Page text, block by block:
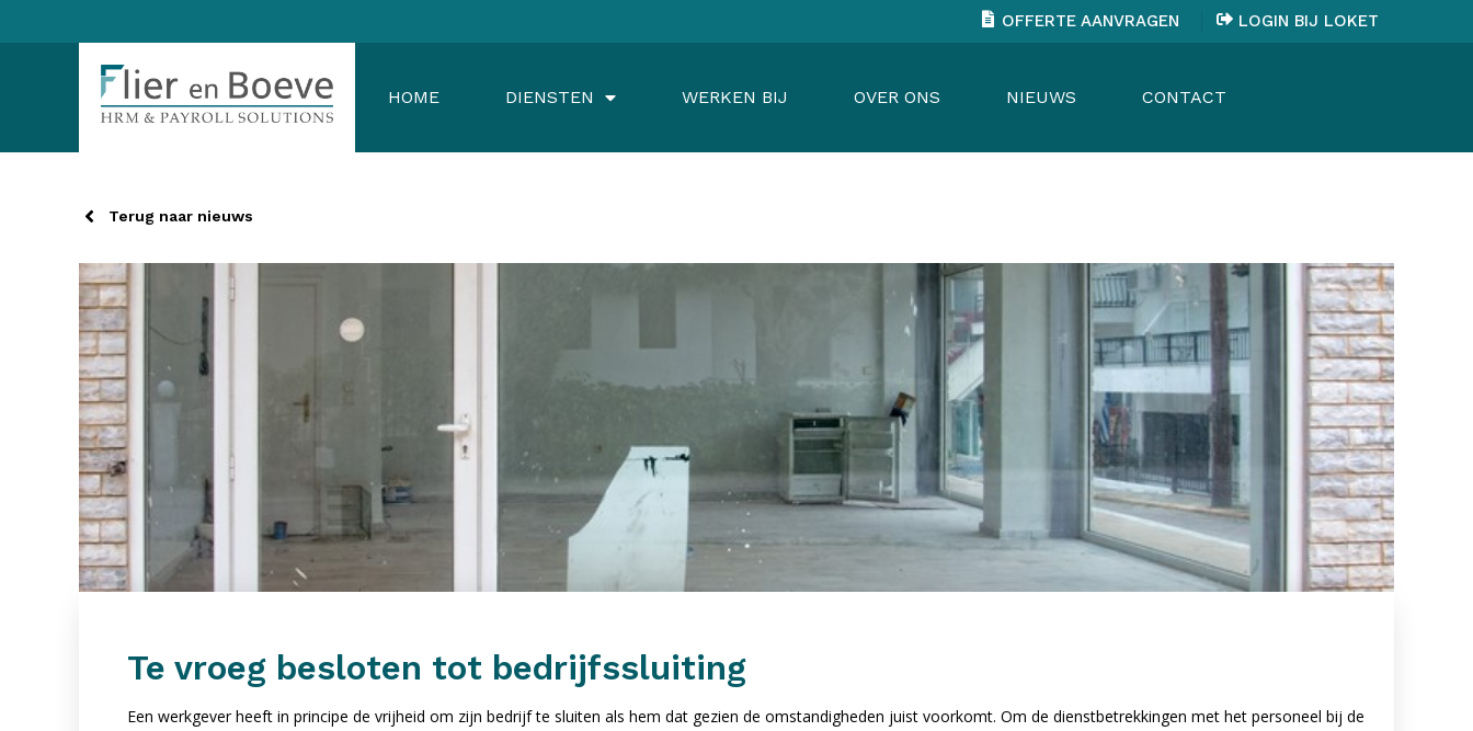
OFFERTE AANVRAGEN LOGIN BIJ LOKET
HOME DIENSTEN WERKEN BIJ OVER ONS NIEUWS CONTACT
Terug naar nieuws
Te vroeg besloten tot bedrijfssluiting
Een werkgever heeft in principe de vrijheid om zijn bedrijf te sluiten als hem dat gezien de omstandigheden juist voorkomt. Om de dienstbetrekkingen met het personeel bij de